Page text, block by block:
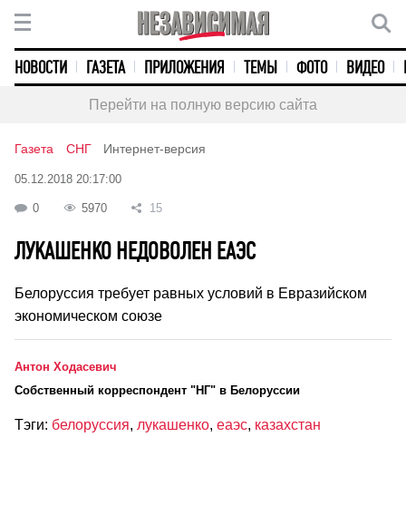
НОВОСТИ ГАЗЕТА ПРИЛОЖЕНИЯ ТЕМЫ ФОТО ВИДЕО
Перейти на полную версию сайта
Газета СНГ Интернет-версия
05.12.2018 20:17:00
0 5970 15
ЛУКАШЕНКО НЕДОВОЛЕН ЕАЭС
Белоруссия требует равных условий в Евразийском
экономическом союзе
Антон Ходасевич
Cобственный корреспондент "НГ" в Белоруссии
Тэги: белоруссия, лукашенко, еаэс, казахстан